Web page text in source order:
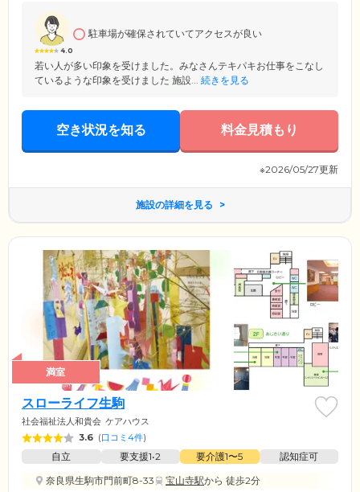
4.0
駐車場が確保されていてアクセスが良い
若い人が多い印象を受けました。みなさんテキパキお仕事をこなし
ているような印象を受けました 施設... 続きを見る
空き状況を知る 料金見積もり
※2026/05/27更新
施設の詳細を見る
満室
スローライフ生駒
社会福祉法人和貴会 ケアハウス
3.6 (口コミ4件)
自立 要支援1•2 要介護1〜5
認知症可
奈良県生駒市門前町8-33
宝山寺駅から 徒歩2分